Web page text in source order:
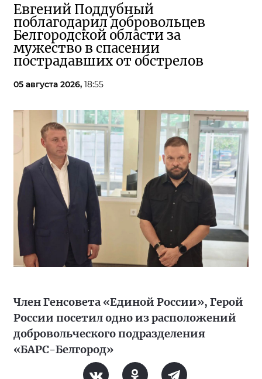
Евгений Поддубный
поблагодарил добровольцев
Белгородской области за
мужество в спасении
пострадавших от обстрелов
05 августа 2026, 18:55
Член Генсовета «Единой России», Герой
России посетил одно из расположений
добровольческого подразделения
«БАРС-Белгород»